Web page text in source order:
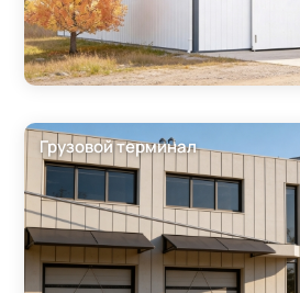
Грузовой терминал